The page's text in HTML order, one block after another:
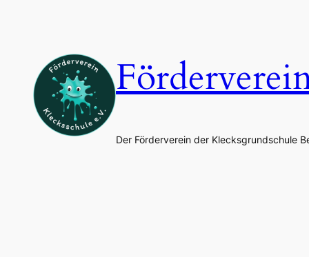
Der Förderverein der Klecksgrundschule